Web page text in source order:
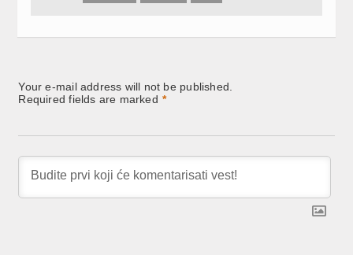
Your e-mail address will not be published.
Required fields are marked *